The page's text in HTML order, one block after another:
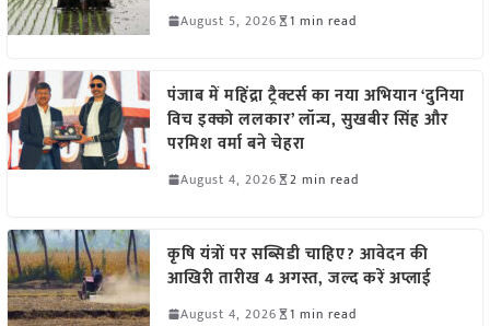
August 5, 2026 1 min read
पंजाब में महिंद्रा ट्रैक्टर्स का नया अभियान ‘दुनिया
विच इक्को ललकार’ लॉन्च, सुखबीर सिंह और
परमिश वर्मा बने चेहरा
August 4, 2026 2 min read
कृषि यंत्रों पर सब्सिडी चाहिए? आवेदन की
आखिरी तारीख 4 अगस्त, जल्द करें अप्लाई
August 4, 2026 1 min read